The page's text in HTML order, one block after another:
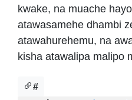
kwake, na muache
atawasamehe dhambi
atawahurehemu, na
kisha atawalipa malipo
#